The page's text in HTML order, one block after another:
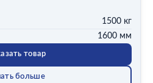
1500 кг
1600 мм
товар
больше